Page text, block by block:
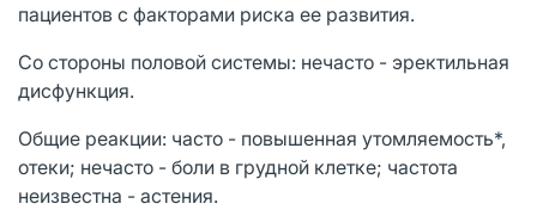
пациентов с факторами риска ее развития.
Со стороны половой системы: нечасто - эректильная
дисфункция.
Общие реакции: часто - повышенная утомляемость*,
отеки; нечасто - боли в грудной клетке; частота
неизвестна - астения.